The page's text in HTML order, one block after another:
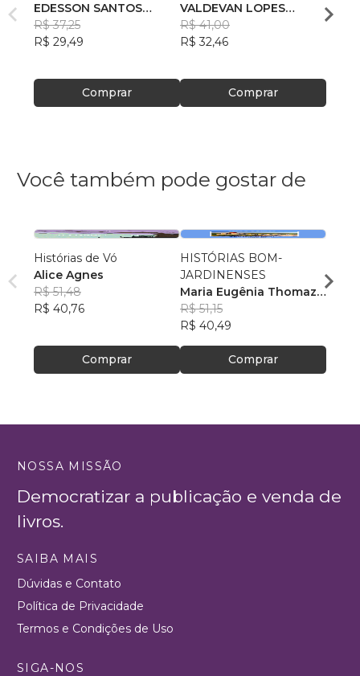
EDESSON SANTOS
FEITOSA
R$ 37,25
R$ 29,49
Comprar
VALDEVAN LOPES
CARVALHO
R$ 41,00
R$ 32,46
Comprar
R$
Você também pode gostar de
Histórias de Vó
Alice Agnes
R$ 51,48
R$ 40,76
Comprar
HISTÓRIAS BOM-
JARDINENSES
Maria Eugênia Thomaz
Figueira
R$ 51,15
R$ 40,49
Comprar
Vitor
NOSSA MISSÃO
Democratizar a publicação e venda de
livros.
SAIBA MAIS
Dúvidas e Contato
Política de Privacidade
Termos e Condições de Uso
SIGA-NOS